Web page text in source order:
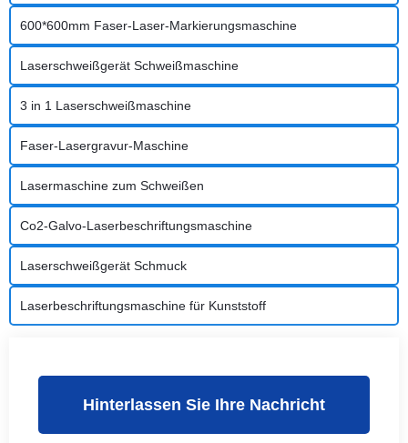
600*600mm Faser-Laser-Markierungsmaschine
Laserschweißgerät Schweißmaschine
3 in 1 Laserschweißmaschine
Faser-Lasergravur-Maschine
Lasermaschine zum Schweißen
Co2-Galvo-Laserbeschriftungsmaschine
Laserschweißgerät Schmuck
Laserbeschriftungsmaschine für Kunststoff
Hinterlassen Sie Ihre Nachricht